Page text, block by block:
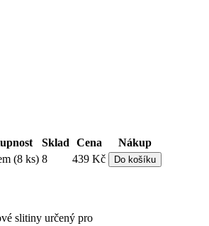
Sklad Cena
Nákup
(8 ks) 8 439 Kč Do košíku
slitiny určený pro